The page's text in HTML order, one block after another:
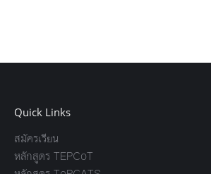
Quick Links
สมัครเรียน
หลักสูตร TEPCoT